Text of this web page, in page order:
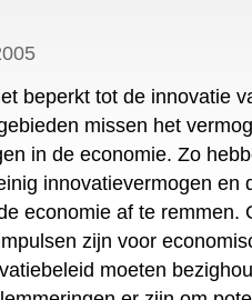
beperkt tot de innovatie
missen het
in de economie. Zo
innovatievermogen en
economie af te remmen.
zijn voor
moeten